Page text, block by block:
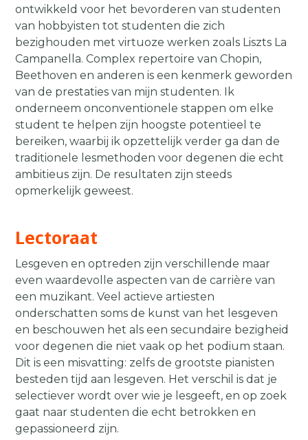
ontwikkeld voor het bevorderen van studenten
van hobbyisten tot studenten die zich
bezighouden met virtuoze werken zoals Liszts La
Campanella. Complex repertoire van Chopin,
Beethoven en anderen is een kenmerk geworden
van de prestaties van mijn studenten. Ik
onderneem onconventionele stappen om elke
student te helpen zijn hoogste potentieel te
bereiken, waarbij ik opzettelijk verder ga dan de
traditionele lesmethoden voor degenen die echt
ambitieus zijn. De resultaten zijn steeds
opmerkelijk geweest.
Lectoraat
Lesgeven en optreden zijn verschillende maar
even waardevolle aspecten van de carrière van
een muzikant. Veel actieve artiesten
onderschatten soms de kunst van het lesgeven
en beschouwen het als een secundaire bezigheid
voor degenen die niet vaak op het podium staan.
Dit is een misvatting: zelfs de grootste pianisten
besteden tijd aan lesgeven. Het verschil is dat je
selectiever wordt over wie je lesgeeft, en op zoek
gaat naar studenten die echt betrokken en
gepassioneerd zijn.